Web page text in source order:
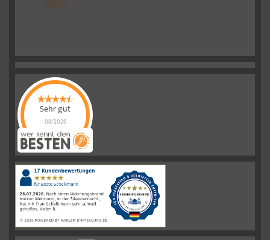
Sehr gut
08/2026
Schelkmann
Immobilienhat
|110Schelkmann
ImmobilienBewertungen
auf
werkenntdenBESTEN.de